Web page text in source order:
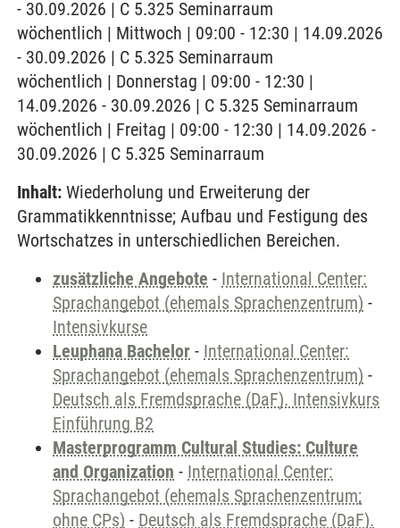
- 30.09.2026 | C 5.325 Seminarraum
wöchentlich | Mittwoch | 09:00 - 12:30 | 14.09.2026
- 30.09.2026 | C 5.325 Seminarraum
wöchentlich | Donnerstag | 09:00 - 12:30 |
14.09.2026 - 30.09.2026 | C 5.325 Seminarraum
wöchentlich | Freitag | 09:00 - 12:30 | 14.09.2026 -
30.09.2026 | C 5.325 Seminarraum
Inhalt: Wiederholung und Erweiterung der
Grammatikkenntnisse; Aufbau und Festigung des
Wortschatzes in unterschiedlichen Bereichen.
zusätzliche Angebote - International Center:
Sprachangebot (ehemals Sprachenzentrum) -
Intensivkurse
Leuphana Bachelor - International Center:
Sprachangebot (ehemals Sprachenzentrum) -
Deutsch als Fremdsprache (DaF). Intensivkurs
Einführung B2
Masterprogramm Cultural Studies: Culture
and Organization - International Center:
Sprachangebot (ehemals Sprachenzentrum;
ohne CPs) - Deutsch als Fremdsprache (DaF).